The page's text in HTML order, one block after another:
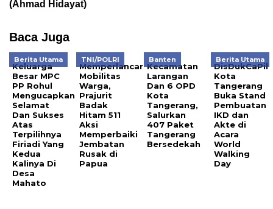
(Ahmad Hidayat)
Baca Juga
Berita Utama
Keluarga
Besar MPC
PP Rohul
Mengucapkan
Selamat
Dan Sukses
Atas
Terpilihnya
Firiadi Yang
Kedua
Kalinya Di
Desa
Mahato
TNI/POLRI
Memperlancar
Mobilitas
Warga,
Prajurit
Badak
Hitam 511
Aksi
Memperbaiki
Jembatan
Rusak di
Papua
Banten
Kecamatan
Larangan
Dan 6 OPD
Kota
Tangerang,
Salurkan
407 Paket
Tangerang
Bersedekah
Berita Utama
DisDukCaPil
Kota
Tangerang
Buka Stand
Pembuatan
IKD dan
Akte di
Acara
World
Walking
Day